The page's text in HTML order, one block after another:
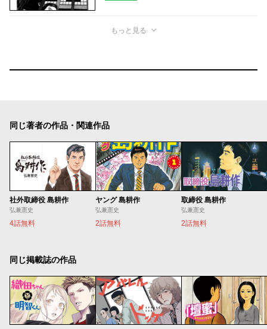
もっと見る
同じ著者の作品・関連作品
社外取締役 島耕作
弘兼憲史
4話無料
ヤング 島耕作
弘兼憲史
2話無料
取締役 島耕作
弘兼憲史
2話無料
同じ掲載誌の作品